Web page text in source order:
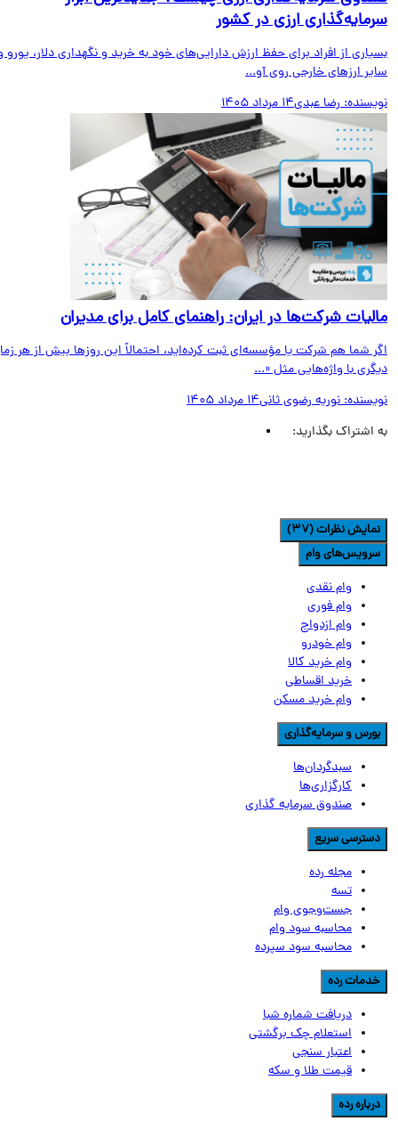
ارزی در کشور
از افراد برای حفظ ارزش دارایی‌های خود به خرید و نگهداری دلار، یورو و
ارزهای خارجی روی آو...
رضا عبدی14 مرداد 1405
شرکت‌ها در ایران: راهنمای کامل برای مدیران
شما هم شرکت یا مؤسسه‌ای ثبت کرده‌اید، احتمالاً این روزها بیش از هر زمان
با واژه‌هایی مثل «...
نوریه رضوی ثانی14 مرداد 1405
اشتراک بگذارید:
نظرات (37)
وام
وام نقدی
وام فوری
وام ازدواج
وام خودرو
وام خرید کالا
خرید اقساطی
وام خرید مسکن
و سرمایه‌گذاری
سبدگردان‌ها
کارگزاری‌ها
صندوق سرمایه گذاری
سریع
مجله رده
تسه
جست‌وجوی وام
محاسبه سود وام
محاسبه سود سپرده
رده
دریافت شماره شبا
استعلام چک برگشتی
اعتبار سنجی
قیمت طلا و سکه
رده